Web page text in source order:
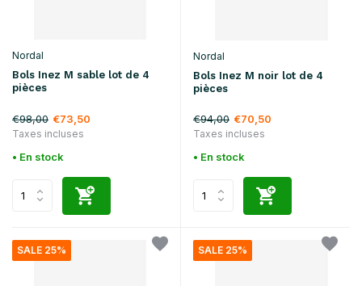
Nordal
Bols Inez M sable lot de 4
pièces
€98,00 €73,50
Taxes incluses
• En stock
Nordal
Bols Inez M noir lot de 4
pièces
€94,00 €70,50
Taxes incluses
• En stock
SALE 25% SALE 25%